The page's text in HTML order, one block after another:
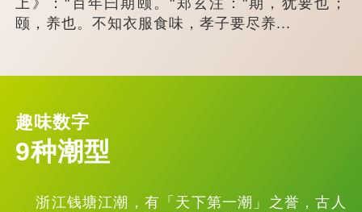
颐，养也。不知衣服食味，孝子要尽养...
趣味数字
9种潮型
浙江钱塘江潮，有「天下第一潮」之誉，古人